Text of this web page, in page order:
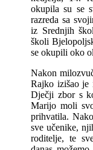
okupila su se
razreda sa
iz Srednjih
školi
se okupili oko
Nakon
Rajko izišao je
Dječji zbor s
Marijo moli
prihvatila.
sve učenike,
roditelje, te